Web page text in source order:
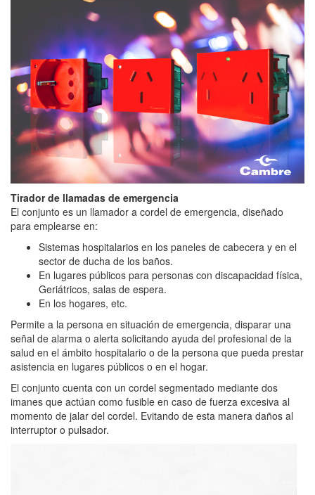
Tirador de llamadas de emergencia
El conjunto es un llamador a cordel de emergencia, diseñado
para emplearse en:
Sistemas hospitalarios en los paneles de cabecera y en el
sector de ducha de los baños.
En lugares públicos para personas con discapacidad física,
Geriátricos, salas de espera.
En los hogares, etc.
Permite a la persona en situación de emergencia, disparar una
señal de alarma o alerta solicitando ayuda del profesional de la
salud en el ámbito hospitalario o de la persona que pueda prestar
asistencia en lugares públicos o en el hogar.
El conjunto cuenta con un cordel segmentado mediante dos
imanes que actúan como fusible en caso de fuerza excesiva al
momento de jalar del cordel. Evitando de esta manera daños al
interruptor o pulsador.